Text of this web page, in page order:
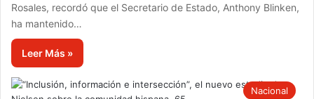
Rosales, recordó que el Secretario de Estado, Anthony Blinken,
ha mantenido…
Leer Más »
Nacional